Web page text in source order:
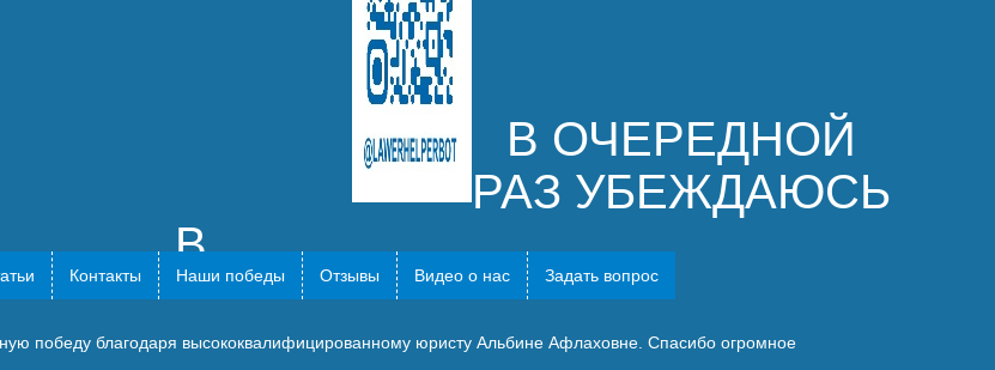
Контакты Наши победы Отзывы Видео о нас Задать вопрос
В ОЧЕРЕДНОЙ
РАЗ УБЕЖДАЮСЬ
В
победу благодаря высококвалифицированному юристу Альбине Афлаховне. Спасибо огромное